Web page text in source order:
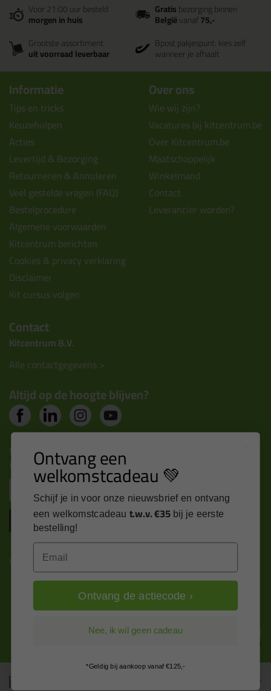
Voor 21:00 uur besteld
morgen in huis
Gratisbezorging binnen
Belgiëvanaf75,-
Grootste assortiment
uit voorraad leverbaar
Bpost pakjespunt: kies zelf
wanneer je afhaalt
Informatie
Tips en tricks
Keuzehulpen
Acties
Levertijd & Bezorging
Retourneren & Annuleren
Veel gestelde vragen (FAQ)
Bestelprocedure
Algemene voorwaarden
Kitcentrum berichten
Cookies & privacy verklaring
Disclaimer
Kit cursus volgen
Over ons
Wie wij zijn?
Vacatures bij kitcentrum.be
Over Kitcentrum.be
Maatschappelijk
Winkelmand
Contact
Leverancier worden?
Contact
Kitcentrum B.V.
Alle contactgegevens >
Altijd op de hoogte blijven?
Nieuws, tips en exclusieve deals rechtstreeks in je
inbox
Inschrijven
Kitcentrum is trots op:
Alle prijzen zijn in EURO en excl. 21% BTW
wijzig naar incl. BTW
Ontvang een
welkomstcadeau 💚
Schijf je in voor onze nieuwsbrief en ontvang
een welkomstcadeau t.w.v. €35 bij je eerste
bestelling!
Email
Ontvang de actiecode ›
Nee, ik wil geen cadeau
*Geldig bij aankoop vanaf €125,-